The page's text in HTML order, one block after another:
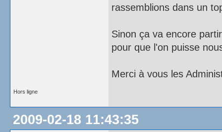
rassemblions dans un
Sinon ça va encore
pour que l'on puisse
Merci à vous les
Hors ligne
2009-02-18 11:43:35